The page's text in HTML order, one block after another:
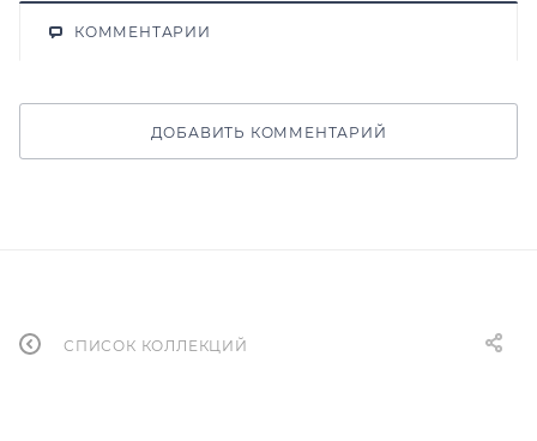
КОММЕНТАРИИ
ДОБАВИТЬ КОММЕНТАРИЙ
СПИСОК КОЛЛЕКЦИЙ